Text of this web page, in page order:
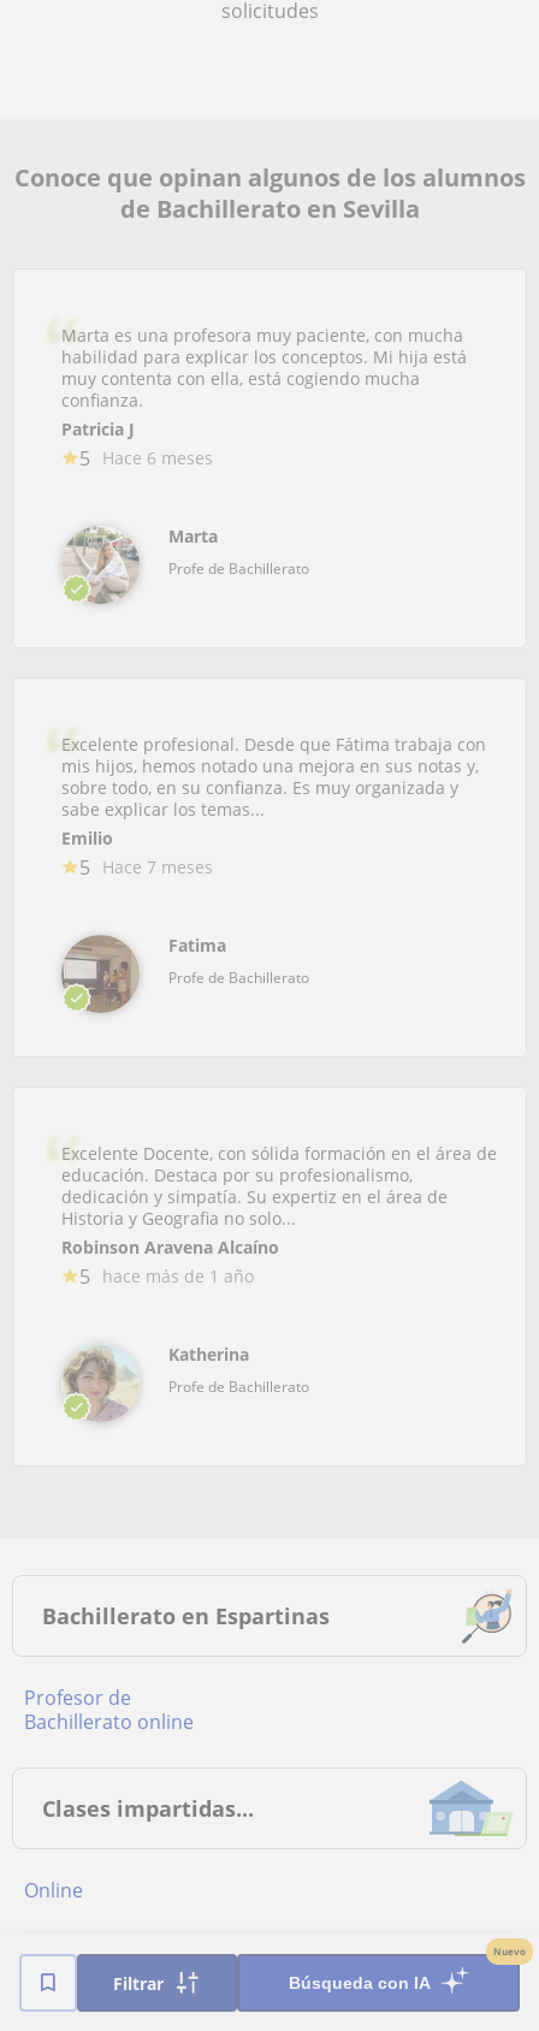
Filtrar Búsqueda con IA
Nuevo
solicitudes
Conoce que opinan algunos de los alumnos
de Bachillerato en Sevilla
Marta es una profesora muy paciente, con mucha
habilidad para explicar los conceptos. Mi hija está
muy contenta con ella, está cogiendo mucha
confianza.
Patricia J
5 Hace 6 meses
Marta
Profe de Bachillerato
Excelente profesional. Desde que Fátima trabaja con
mis hijos, hemos notado una mejora en sus notas y,
sobre todo, en su confianza. Es muy organizada y
sabe explicar los temas...
Emilio
5 Hace 7 meses
Fatima
Profe de Bachillerato
Excelente Docente, con sólida formación en el área de
educación. Destaca por su profesionalismo,
dedicación y simpatía. Su expertiz en el área de
Historia y Geografia no solo...
Robinson Aravena Alcaíno
5 hace más de 1 año
Katherina
Profe de Bachillerato
Bachillerato en Espartinas
Profesor de
Bachillerato online
Clases impartidas...
online
Provincias más buscadas